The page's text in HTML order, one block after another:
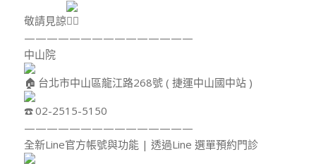
敬請見諒
———————————————
中山院
台北市中山區龍江路268號 ( 捷運中山國中站 )
02-2515-5150
———————————————
全新Line官方帳號與功能 | 透過Line 選單預約門診